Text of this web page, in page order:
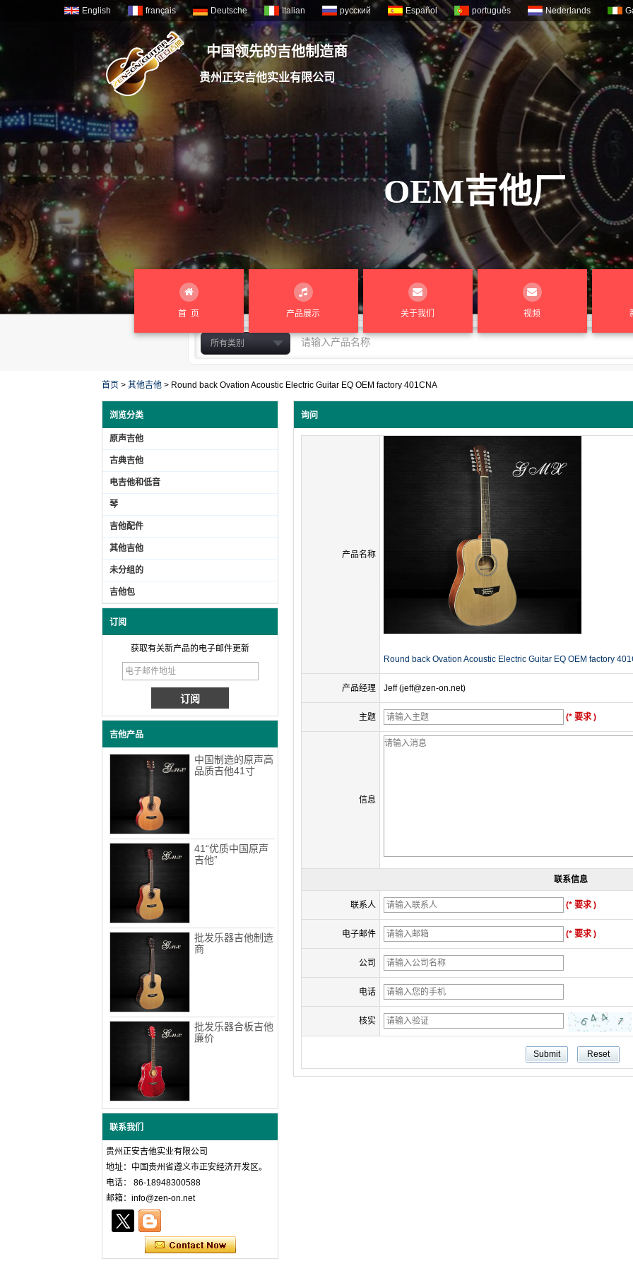
English français Deutsche Italian русский Español português Nederlands
中国领先的吉他制造商
贵州正安吉他实业有限公司
OEM吉他厂
首 页 产品展示 关于我们 视频
所有类别
古典吉他
电吉他和低音
胶合板吉他
实木吉他
首页 > 其他吉他 > Round back Ovation Acoustic Electric Guitar EQ OEM factory 401CNA
浏览分类
原声吉他
古典吉他
电吉他和低音
琴
吉他配件
其他吉他
未分组的
吉他包
订阅
获取有关新产品的电子邮件更新
吉他产品
中国制造的原声高
品质吉他41寸
41“优质中国原声
吉他”
批发乐器吉他制造
商
批发乐器合板吉他
廉价
联系我们
贵州正安吉他实业有限公司
地址：中国贵州省遵义市正安经济开发区。
电话： 86-18948300588
邮箱：info@zen-on.net
询问
产品名称
Round back Ovation Acoustic Electric Guitar EQ OEM factory
产品经理 Jeff (jeff@zen-on.net)
主题 (* 要求 )
信息
联系信息
联系人 (* 要求 )
电子邮件 (* 要求 )
公司
电话
核实